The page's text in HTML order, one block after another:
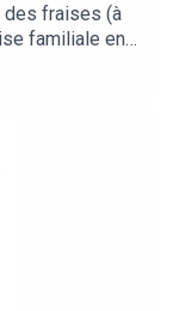
des fraises (à
familiale en
passionnés
produits